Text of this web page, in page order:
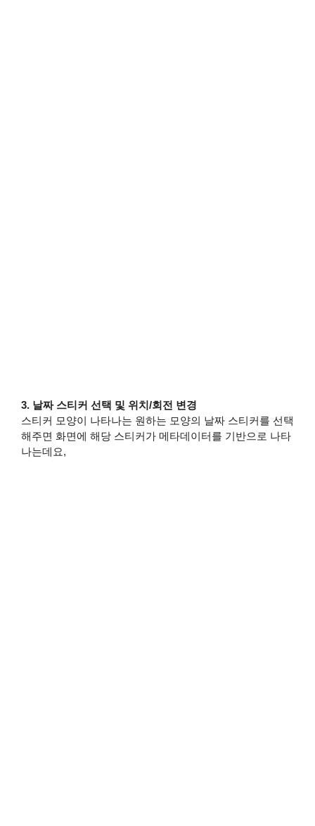
3. 날짜 스티커 선택 및 위치/회전 변경
스티커 모양이 나타나는 원하는 모양의 날짜 스티커를 선택
해주면 화면에 해당 스티커가 메타데이터를 기반으로 나타
나는데요,